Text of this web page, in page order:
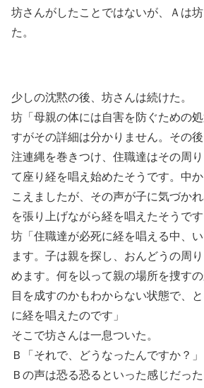
坊さんがしたことではないが、Ａは
た。
少しの沈黙の後、坊さんは続けた。
坊「母親の体には自害を防ぐための
すがその詳細は分かりません。その
注連縄を巻きつけ、住職達はその周
て座り経を唱え始めたそうです。中
こえましたが、その声が子に気づか
を張り上げながら経を唱えたそうです
坊「住職達が必死に経を唱える中、
ます。子は親を探し、おんどうの周
めます。何を以って親の場所を捜す
目を成すのかもわからない状態で、
に経を唱えたのです」
そこで坊さんは一息ついた。
Ｂ「それで、どうなったんですか？」
Ｂの声は恐る恐るといった感じだった